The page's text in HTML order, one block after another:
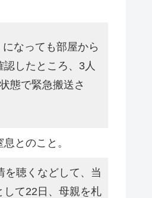
なっても部屋から
したところ、3人
態で緊急搬送さ
とのこと。
を聴くなどして、当
して22日、母親を札